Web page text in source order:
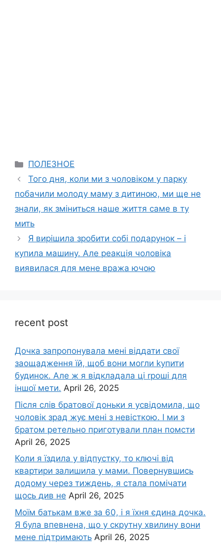
Categories
ПОЛЕЗНОЕ
Того дня, коли ми з чоловіком у парку
побачили молоду маму з дитиною, ми ще не
знали, як зміниться наше життя саме в ту
мить
Я вирішила зробити собі подарунок – і
купила машину. Але реакція чоловіка
виявилася для мене вража ючою
recent post
Дочка запpопонувала мені віддати свої
заощадження їй, щоб вони могли kупити
будинок. Але ж я відкладала ці rроші для
іншої мети. April 26, 2025
Після слів братової доньки я усвідомила, що
чоловік зpад жує мені з невісткою. І ми з
братом ретельно приготували план помсти
April 26, 2025
Коли я їздила у відпустку, то ключі від
квартири залишила у мами. Повернувшись
додому через тиждень, я стала помічати
щось див не April 26, 2025
Моїм батькам вже за 60, і я їхня єдина дочка.
Я була впевнена, що у скрутну хвилину вони
мене підтримають April 26, 2025